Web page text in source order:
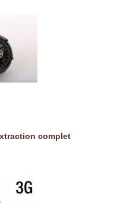
complet